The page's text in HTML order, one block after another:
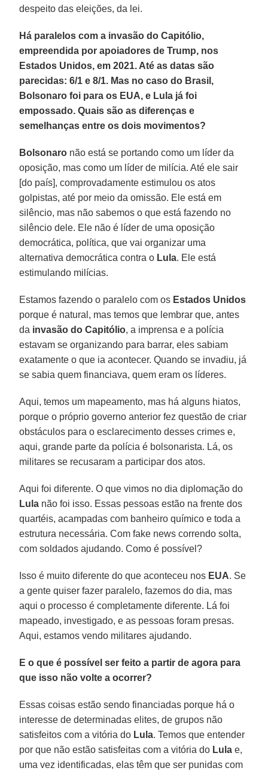
despeito das eleições, da lei.
Há paralelos com a invasão do Capitólio,
empreendida por apoiadores de Trump, nos
Estados Unidos, em 2021. Até as datas são
parecidas: 6/1 e 8/1. Mas no caso do Brasil,
Bolsonaro foi para os EUA, e Lula já foi
empossado. Quais são as diferenças e
semelhanças entre os dois movimentos?
Bolsonaro não está se portando como um líder da
oposição, mas como um líder de milícia. Até ele sair
[do país], comprovadamente estimulou os atos
golpistas, até por meio da omissão. Ele está em
silêncio, mas não sabemos o que está fazendo no
silêncio dele. Ele não é líder de uma oposição
democrática, política, que vai organizar uma
alternativa democrática contra o Lula. Ele está
estimulando milícias.
Estamos fazendo o paralelo com os Estados Unidos
porque é natural, mas temos que lembrar que, antes
da invasão do Capitólio, a imprensa e a polícia
estavam se organizando para barrar, eles sabiam
exatamente o que ia acontecer. Quando se invadiu, já
se sabia quem financiava, quem eram os líderes.
Aqui, temos um mapeamento, mas há alguns hiatos,
porque o próprio governo anterior fez questão de criar
obstáculos para o esclarecimento desses crimes e,
aqui, grande parte da polícia é bolsonarista. Lá, os
militares se recusaram a participar dos atos.
Aqui foi diferente. O que vimos no dia diplomação do
Lula não foi isso. Essas pessoas estão na frente dos
quartéis, acampadas com banheiro químico e toda a
estrutura necessária. Com fake news correndo solta,
com soldados ajudando. Como é possível?
Isso é muito diferente do que aconteceu nos EUA. Se
a gente quiser fazer paralelo, fazemos do dia, mas
aqui o processo é completamente diferente. Lá foi
mapeado, investigado, e as pessoas foram presas.
Aqui, estamos vendo militares ajudando.
E o que é possível ser feito a partir de agora para
que isso não volte a ocorrer?
Essas coisas estão sendo financiadas porque há o
interesse de determinadas elites, de grupos não
satisfeitos com a vitória do Lula. Temos que entender
por que não estão satisfeitas com a vitória do Lula e,
uma vez identificadas, elas têm que ser punidas com